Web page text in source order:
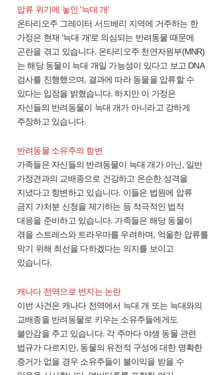
압류 위기에 놓인 '늑대 개'
온타리오주 그레이터 서드베리 지역에 거주하는 한
가정은 현재 '늑대 개'로 의심되는 반려동물 때문에
곤란을 겪고 있습니다. 온타리오주 천연자원부(MNR)
는 해당 동물이 늑대 개일 가능성이 있다고 보고 DNA
검사를 진행했으며, 결과에 따라 동물을 압류할 수
있다는 입장을 밝혔습니다. 하지만 이 가정은
자신들의 반려동물이 늑대 개가 아니라고 강하게
주장하고 있습니다.
반려동물 소유주의 항변
가족들은 자신들의 반려동물이 늑대 개가 아닌, 일반
가정견과의 교배종으로 건강하고 온순한 성격을
지녔다고 항변하고 있습니다. 이들은 법원에 압류
금지 가처분 신청을 제기하는 등 적극적인 법적
대응을 준비하고 있습니다. 가족들은 해당 동물이
겪을 스트레스와 트라우마를 우려하며, 억울한 압류를
막기 위해 최선을 다하겠다는 의지를 보이고
있습니다.
캐나다 전역으로 번지는 논란
이번 사건은 캐나다 전역에서 늑대 개 또는 늑대와의
교배종을 반려동물로 키우는 소유주들에게도
불안감을 주고 있습니다. 각 주마다 야생 동물 관련
법규가 다르지만, 동물의 유전적 구성에 대한 명확한
증거가 없을 경우 소유주들이 불이익을 받을 수